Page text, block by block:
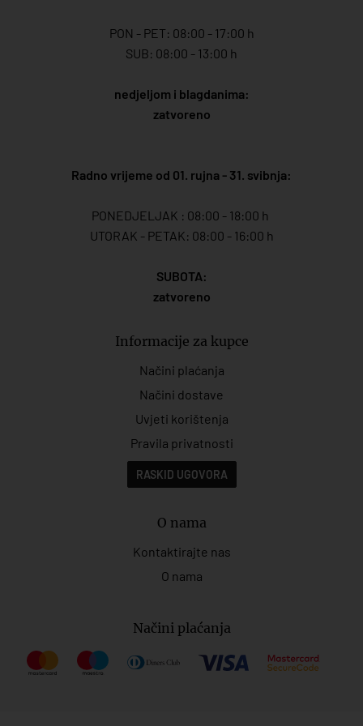
PON - PET: 08:00 - 17:00 h
SUB: 08:00 - 13:00 h
nedjeljom i blagdanima:
zatvoreno
Radno vrijeme od 01. rujna - 31. svibnja:
PONEDJELJAK : 08:00 - 18:00 h
UTORAK - PETAK: 08:00 - 16:00 h
SUBOTA:
zatvoreno
Informacije za kupce
Načini plaćanja
Načini dostave
Uvjeti korištenja
Pravila privatnosti
RASKID UGOVORA
O nama
Kontaktirajte nas
O nama
Načini plaćanja